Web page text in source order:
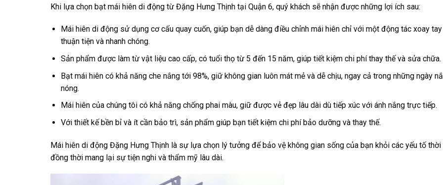
Khi lựa chọn bạt mái hiên di động từ Đặng Hưng Thịnh tại Quận 6, quý khách sẽ nhận được những lợi ích sau:
Mái hiên di động sử dụng cơ cấu quay cuốn, giúp bạn dễ dàng điều chỉnh mái hiên chỉ với một động tác xoay tay
thuận tiện và nhanh chóng.
Sản phẩm được làm từ vật liệu cao cấp, có tuổi thọ từ 5 đến 15 năm, giúp tiết kiệm chi phí thay thế và sửa chữa.
Bạt mái hiên có khả năng che nắng tới 98%, giữ không gian luôn mát mẻ và dễ chịu, ngay cả trong những ngày
nóng.
Mái hiên của chúng tôi có khả năng chống phai màu, giữ được vẻ đẹp lâu dài dù tiếp xúc với ánh nắng trực tiếp.
Với thiết kế bền bỉ và ít cần bảo trì, sản phẩm giúp bạn tiết kiệm chi phí bảo dưỡng và thay thế.
Mái hiên di động Đặng Hưng Thịnh là sự lựa chọn lý tưởng để bảo vệ không gian sống của bạn khỏi các yếu tố thời
đồng thời mang lại sự tiện nghi và thẩm mỹ lâu dài.